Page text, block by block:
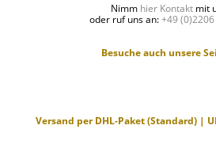
Nimm hier Kontaktmit
oder ruf uns an:+49 (0)2206
Besuche auch unsere
Versand per DHL-Paket (Standard) |